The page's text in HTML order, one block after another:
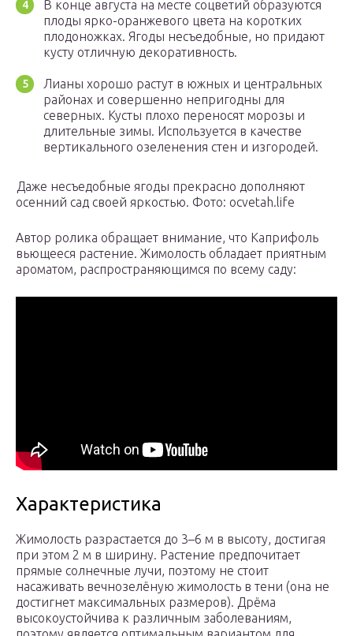
В конце августа на месте соцветий образуются
плоды ярко-оранжевого цвета на коротких
плодоножках. Ягоды несъедобные, но придают
кусту отличную декоративность.
Лианы хорошо растут в южных и центральных
районах и совершенно непригодны для
северных. Кусты плохо переносят морозы и
длительные зимы. Используется в качестве
вертикального озеленения стен и изгородей.
Даже несъедобные ягоды прекрасно дополняют
осенний сад своей яркостью. Фото: ocvetah.life
Автор ролика обращает внимание, что Каприфоль
вьющееся растение. Жимолость обладает приятным
ароматом, распространяющимся по всему саду:
Характеристика
Жимолость разрастается до 3–6 м в высоту, достигая
при этом 2 м в ширину. Растение предпочитает
прямые солнечные лучи, поэтому не стоит
насаживать вечнозелёную жимолость в тени (она не
достигнет максимальных размеров). Дрёма
высокоустойчива к различным заболеваниям,